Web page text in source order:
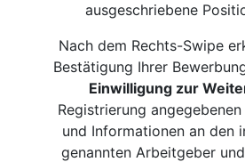
ausgeschriebene
Nach dem Rechts-Swipe
Bestätigung Ihrer
Einwilligung zur
Registrierung
und Informationen an den
genannten Arbeitgeber